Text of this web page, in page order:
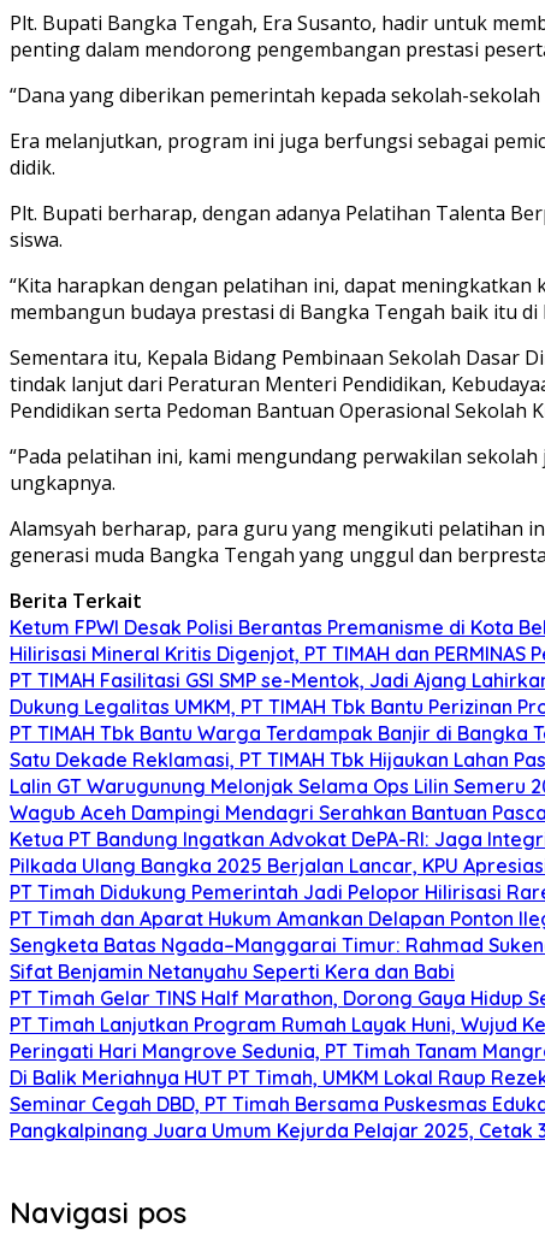
Plt. Bupati Bangka Tengah, Era Susanto, hadir untuk
penting dalam mendorong pengembangan prestasi
“Dana yang diberikan pemerintah kepada sekolah-
Era melanjutkan, program ini juga berfungsi sebagai
didik.
Plt. Bupati berharap, dengan adanya Pelatihan Talenta
siswa.
“Kita harapkan dengan pelatihan ini, dapat
membangun budaya prestasi di Bangka Tengah baik itu
Sementara itu, Kepala Bidang Pembinaan Sekolah Dasar
tindak lanjut dari Peraturan Menteri Pendidikan,
Pendidikan serta Pedoman Bantuan Operasional Sekolah
“Pada pelatihan ini, kami mengundang perwakilan
ungkapnya.
Alamsyah berharap, para guru yang mengikuti pelatihan
generasi muda Bangka Tengah yang unggul dan
Berita Terkait
Ketum FPWI Desak Polisi Berantas Premanisme di Kota
Hilirisasi Mineral Kritis Digenjot, PT TIMAH dan
PT TIMAH Fasilitasi GSI SMP se-Mentok, Jadi Ajang
Dukung Legalitas UMKM, PT TIMAH Tbk Bantu Perizinan
PT TIMAH Tbk Bantu Warga Terdampak Banjir di Bangka
Satu Dekade Reklamasi, PT TIMAH Tbk Hijaukan Lahan
Lalin GT Warugunung Melonjak Selama Ops Lilin
Wagub Aceh Dampingi Mendagri Serahkan Bantuan
Ketua PT Bandung Ingatkan Advokat DePA-RI: Jaga
Pilkada Ulang Bangka 2025 Berjalan Lancar, KPU
PT Timah Didukung Pemerintah Jadi Pelopor Hilirisasi
PT Timah dan Aparat Hukum Amankan Delapan Ponton
Sengketa Batas Ngada–Manggarai Timur: Rahmad
Sifat Benjamin Netanyahu Seperti Kera dan Babi
PT Timah Gelar TINS Half Marathon, Dorong Gaya Hidup
PT Timah Lanjutkan Program Rumah Layak Huni, Wujud
Peringati Hari Mangrove Sedunia, PT Timah Tanam
Di Balik Meriahnya HUT PT Timah, UMKM Lokal Raup
Seminar Cegah DBD, PT Timah Bersama Puskesmas
Pangkalpinang Juara Umum Kejurda Pelajar 2025, Cetak
Navigasi pos